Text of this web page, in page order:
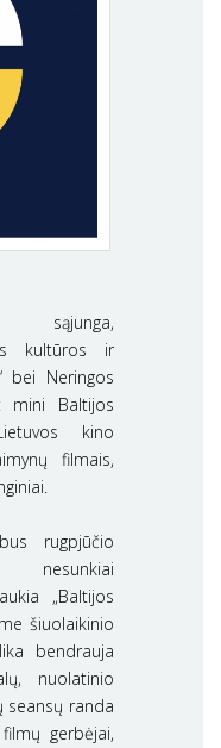
sąjunga,
kultūros ir
bei Neringos
mini Baltijos
kino
filmais,
rugpjūčio
nesunkiai
„Baltijos
šiuolaikinio
bendrauja
nuolatinio
seansų randa
gerbėjai,